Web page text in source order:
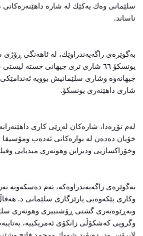
سلێمانی وەك یەكێك لە شارە داهێنەرەكانی
ناساند.
به‌گوێره‌ی‌ راگه‌یه‌ندراوێك، لە ئاهەنگی ڕۆژی
یونسكۆ ٦٦ شاری تری جیهانی خستە
شاری داهێنەری یونسكۆ.
لەم تۆڕەدا، شارەكان لەڕێی كاری
خۆیان دەدەن لە بوارەكانی ئەدەب ومۆسیقا
وخۆراكسازیی ودیزاین وهونەری میدیایی
به‌گوێره‌ی‌ راگه‌یه‌ندراوه‌كه‌، ئەم دەسكەوتە
وكاری پێكەوەیی پارێزگاری سلێمانی د.
وبەڕێوەبەری گشتی ڕۆشنبیری وهونەری
وگروپی كەشكۆڵی زانكۆی ئەمریكییە،